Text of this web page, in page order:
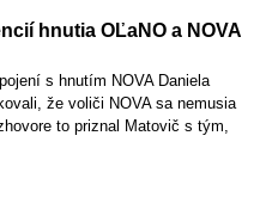
hnutia OĽaNO a NOVA
s hnutím NOVA Daniela
že voliči NOVA sa nemusia
to priznal Matovič s tým,